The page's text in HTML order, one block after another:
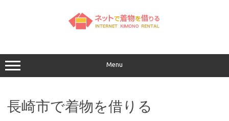
キ
ッ
プ
Menu
長崎市で着物を借りる